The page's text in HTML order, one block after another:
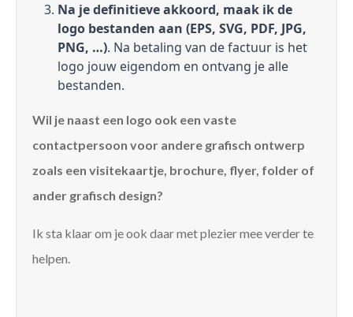
Na je definitieve akkoord, maak ik de
logo bestanden aan (EPS, SVG, PDF, JPG,
PNG, …). Na betaling van de factuur is het
logo jouw eigendom en ontvang je alle
bestanden.
Wil je naast een logo ook een vaste
contactpersoon voor andere grafisch ontwerp
zoals een visitekaartje, brochure, flyer, folder of
ander grafisch design?
Ik sta klaar om je ook daar met plezier mee verder te
helpen.